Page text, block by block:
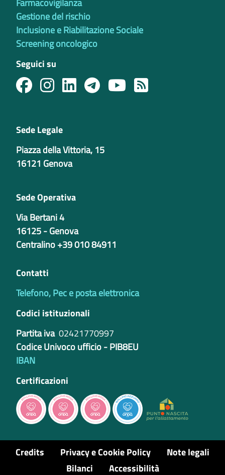
Farmacovigilanza
Gestione del rischio
Inclusione e Riabilitazione Sociale
Screening oncologico
Seguici su
Sede Legale
Piazza della Vittoria, 15
16121 Genova
Sede Operativa
Via Bertani 4
16125 - Genova
Centralino +39 010 84911
Contatti
Telefono, Pec e posta elettronica
Codici istituzionali
Partita iva 02421770997
Codice Univoco ufficio - PIB8EU
IBAN
Certificazioni
Credits Privacy e Cookie Policy
Note legali
Bilanci
Accessibilità